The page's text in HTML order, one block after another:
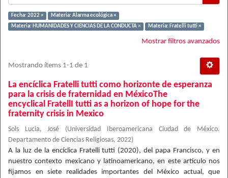
Fecha: 2022 ×
Materia: Alarma ecológica ×
Materia: HUMANIDADES Y CIENCIAS DE LA CONDUCTA ×
Materia: Fratelli tutti ×
Mostrar filtros avanzados
Mostrando ítems 1-1 de 1
La encíclica Fratelli tutti como horizonte de esperanza
para la crisis de fraternidad en MéxicoThe
encyclical FratellI tutti as a horizon of hope for the
fraternity crisis in Mexico
Sols Lucia, José (Universidad Iberoamericana Ciudad de México.
Departamento de Ciencias Religiosas, 2022)
A la luz de la encíclica Fratelli tutti (2020), del papa Francisco, y en
nuestro contexto mexicano y latinoamericano, en este artículo nos
fijamos en siete realidades importantes del México actual, que